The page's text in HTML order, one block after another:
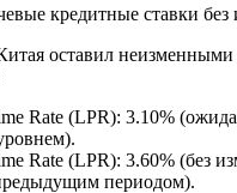
кредитные ставки без
оставил
Rate (LPR): 3.10%
Rate (LPR): 3.60% (без
периодом).